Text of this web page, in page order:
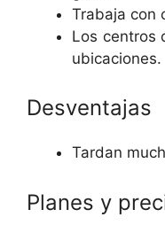
Trabaja con
Los centros
ubicaciones.
Desventajas
Tardan
Planes y